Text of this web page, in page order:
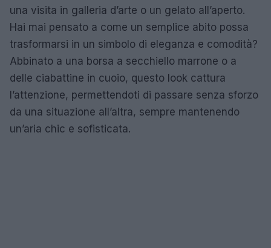
una visita in galleria d’arte o un gelato all’aperto.
Hai mai pensato a come un semplice abito possa
trasformarsi in un simbolo di eleganza e comodità?
Abbinato a una borsa a secchiello marrone o a
delle ciabattine in cuoio, questo look cattura
l’attenzione, permettendoti di passare senza sforzo
da una situazione all’altra, sempre mantenendo
un’aria chic e sofisticata.